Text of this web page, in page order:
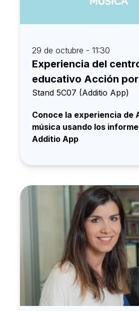
29 de octubre - 11:30
Experiencia del
educativo Acción
Stand 5C07 (Additio App)
Conoce la experiencia de
música usando los
Additio App